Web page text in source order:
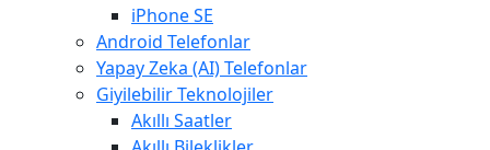
iPhone SE
Android Telefonlar
Yapay Zeka (AI) Telefonlar
Giyilebilir Teknolojiler
Akıllı Saatler